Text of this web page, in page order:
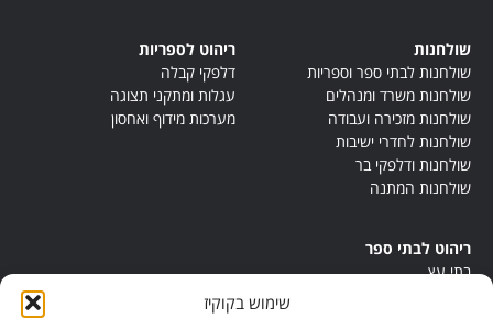
שימוש בקוקיז
שולחנות
שולחנות לבתי ספר וספריות
שולחנות משרד ומנהלים
שולחנות מזכירה ועבודה
שולחנות לחדרי ישיבות
שולחנות ודלפקי בר
שולחנות המתנה
ריהוט לספריות
דלפקי קבלה
עגלות ומתקני תצוגה
מערכות מידוף ואחסון
ריהוט לבתי ספר
בתי עץ